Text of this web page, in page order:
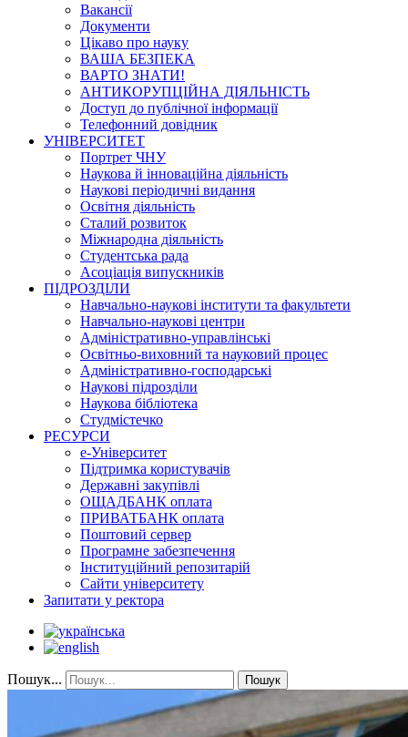
Вакансії
Документи
Цікаво про науку
ВАША БЕЗПЕКА
ВАРТО ЗНАТИ!
АНТИКОРУПЦІЙНА ДІЯЛЬНІСТЬ
Доступ до публічної інформації
Телефонний довідник
УНІВЕРСИТЕТ
Портрет ЧНУ
Наукова й інноваційна діяльність
Наукові періодичні видання
Освітня діяльність
Сталий розвиток
Міжнародна діяльність
Студентська рада
Асоціація випускників
ПІДРОЗДІЛИ
Навчально-наукові інститути та факультети
Навчально-наукові центри
Адміністративно-управлінські
Освітньо-виховний та науковий процес
Адміністративно-господарські
Наукові підрозділи
Наукова бібліотека
Студмістечко
РЕСУРСИ
е-Університет
Підтримка користувачів
Державні закупівлі
ОЩАДБАНК оплата
ПРИВАТБАНК оплата
Поштовий сервер
Програмне забезпечення
Інституційний репозитарій
Сайти університету
Запитати у ректора
Пошук... Пошук